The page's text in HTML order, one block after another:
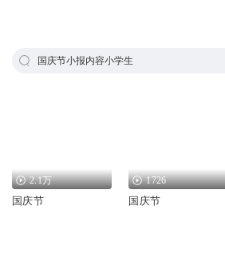
国庆节小报内容小学生
2.1万
国庆节
1726
国庆节